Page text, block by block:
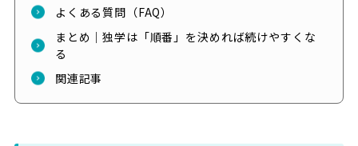
よくある質問（FAQ）
まとめ｜独学は「順番」を決めれば続けやすくな
る
関連記事